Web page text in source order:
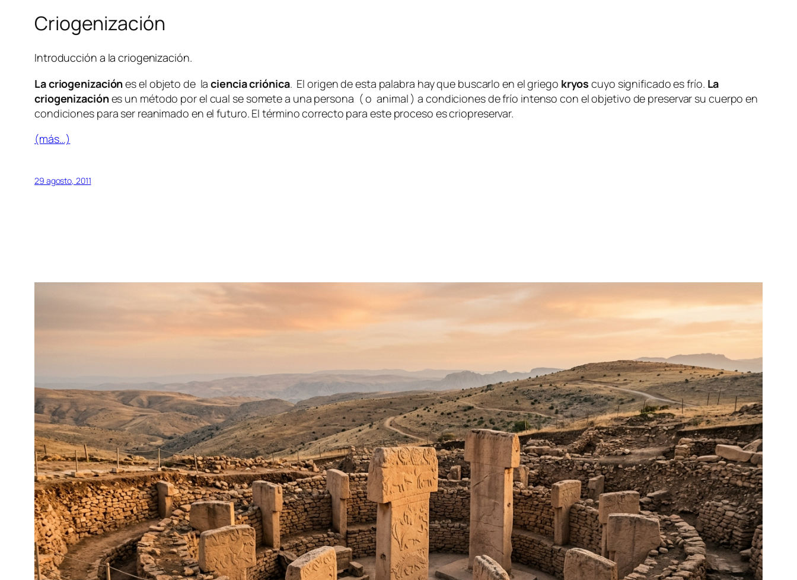
Criogenización
Introducción a la criogenización.
La criogenizaciónes el objeto de laciencia criónica. El origen de esta palabra hay que buscarlo en el griego kryos cuyo significado es frío. La
criogenizaciónes un método por el cual se somete a una persona ( o animal ) a condiciones de frío intenso con el objetivo de preservar su cuerpo en
condiciones para ser reanimado en el futuro. El término correcto para este proceso es criopreservar.
(más…)
29 agosto, 2011